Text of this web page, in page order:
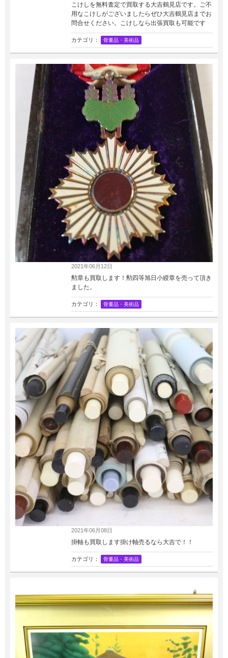
こけしを無料査定で買取する大吉鶴見店です。ご不
用なこけしがございましたらぜひ大吉鶴見店までお
問合せください。こけしなら出張買取も可能です
カテゴリ： 骨董品・美術品
2021年06月12日
勲章も買取します！勲四等旭日小綬章を売って頂き
ました。
カテゴリ： 骨董品・美術品
2021年06月08日
掛軸も買取します掛け軸売るなら大吉で！！
カテゴリ： 骨董品・美術品